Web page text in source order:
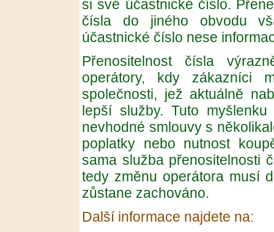
si své účastnické číslo.
čísla do jiného obvodu
účastnické číslo nese
Přenositelnost čísla
operátory, kdy zákazníci
společnosti, jež aktuálně
lepší služby. Tuto
nevhodné smlouvy s
poplatky nebo nutnost
sama služba přenositelnosti
tedy změnu operátora musí
zůstane zachováno.
Další informace najdete na: